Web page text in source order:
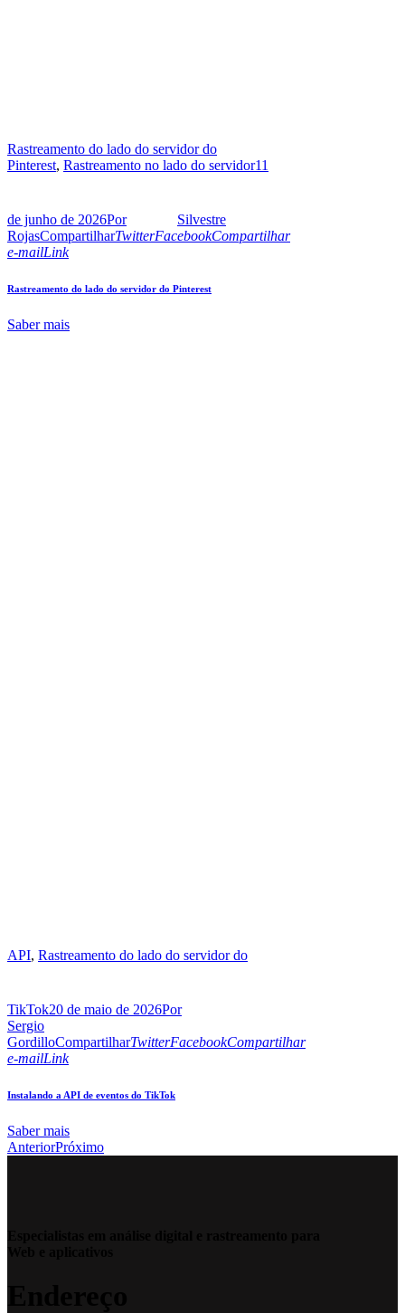
Rastreamento do lado do servidor do
Pinterest, Rastreamento no lado do servidor11
de junho de 2026Por
Silvestre
RojasCompartilharTwitterFacebookCompartilhar
e-mailLink
Rastreamento do lado do servidor do Pinterest
Saber mais
API, Rastreamento do lado do servidor do
TikTok20 de maio de 2026Por
Sergio
GordilloCompartilharTwitterFacebookCompartilhar
e-mailLink
Instalando a API de eventos do TikTok
Saber mais
AnteriorPróximo